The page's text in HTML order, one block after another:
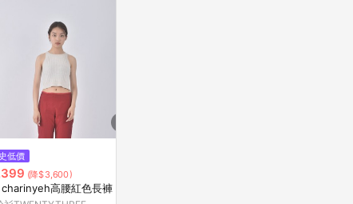
低價
(降$3,600)
高腰紅色長褲